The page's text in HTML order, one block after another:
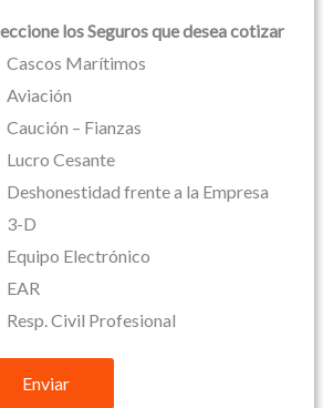
los Seguros que desea cotizar
Cascos Marítimos
Aviación
Caución – Fianzas
Lucro Cesante
Deshonestidad frente a la Empresa
3-D
Equipo Electrónico
EAR
Resp. Civil Profesional
Enviar